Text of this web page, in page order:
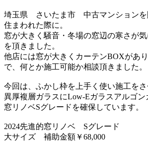
埼玉県 さいたま市 中古マンションを
住まわれた際に。
窓が大きく騒音・冬場の窓辺の寒さが
を頂きました。
他店には窓が大きくカーテンBOXがあ
で、何とか施工可能か相談頂きました。
今回は、ふかし枠を上手く使い施工をさ
異厚複層ガラスにLow-Eガラスアルゴ
窓リノベSグレードを確保しています。
2024先進的窓リノベ Sグレード
大サイズ 補助金額￥68,000